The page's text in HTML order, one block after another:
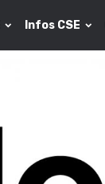
Infos CSE